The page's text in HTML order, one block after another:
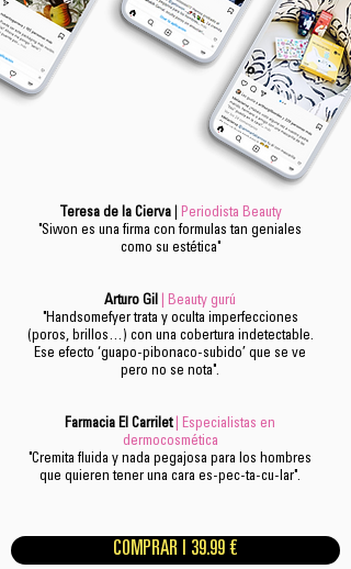
Teresa de la Cierva| Periodista Beauty
"Siwon es una firma con formulas tan geniales
como su estética"
Arturo Gil
| Beauty gurú
"Handsomefyer trata y oculta imperfecciones
(poros, brillos…) con una cobertura indetectable.
Ese efecto ‘guapo-pibonaco-subido’ que se ve
pero no se nota".
Farmacia El Carrilet
| Especialistas en
dermocosmética
"Cremita fluida y nada pegajosa para los hombres
que quieren tener una cara es-pec-ta-cu-lar".
COMPRAR | 39.99 €